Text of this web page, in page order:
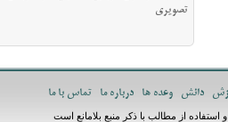
تصویری
دانش وعده ها درباره ما تماس با ما
از مطالب با ذکر منبع بلامانع است